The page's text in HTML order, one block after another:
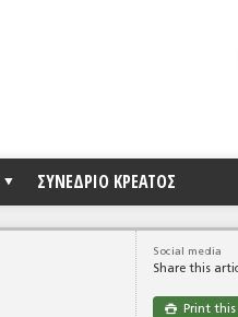
ΣΥΝΕΔΡΙΟ ΚΡΕΑΤΟΣ
Social media
Share this
 Print